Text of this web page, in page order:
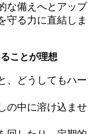
な備えへとアップ
守る力に直結しま
ことが理想
、どうしてもハー
の中に溶け込ませ